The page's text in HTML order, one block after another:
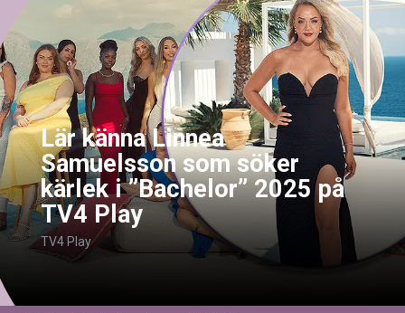
Lär känna Linnea
Samuelsson som söker
kärlek i ”Bachelor” 2025 på
TV4 Play
TV4 Play